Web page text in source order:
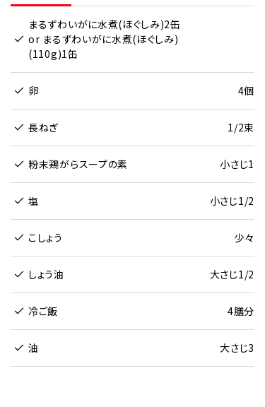
まるずわいがに水煮(ほぐしみ)2缶
or まるずわいがに水煮(ほぐしみ)
(110g)1缶
卵 4個
長ねぎ 1/2束
粉末鶏がらスープの素 小さじ1
塩 小さじ1/2
こしょう 少々
しょう油 大さじ1/2
冷ご飯 4膳分
油 大さじ3